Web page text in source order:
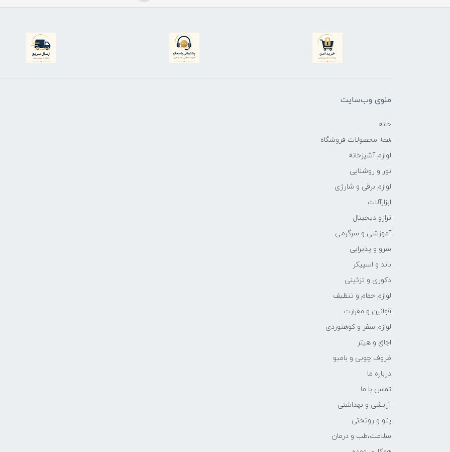
منوی وب‌سایت
خانه
همه محصولات فروشگاه
لوازم آشپزخانه
نور و روشنایی
لوازم برقی و شارژی
ابزارآلات
ترازو دیجیتال
آموزشی و سرگرمی
سرو و پذیرایی
باند و اسپیکر
دکوری و تزئینی
لوازم حمام و تنظیف
قوانین و مقرارت
لوازم سفر و کوهنوردی
اجاق و هیتر
ظروف چوبی و بامبو
درباره ما
تماس با ما
آرایشی و بهداشتی
پتو و روتختی
سلامت،طب و درمان